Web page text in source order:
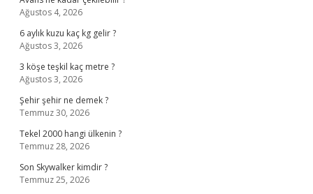
Ağustos 4, 2026
6 aylık kuzu kaç kg gelir ?
Ağustos 3, 2026
3 köşe teşkil kaç metre ?
Ağustos 3, 2026
Şehir şehir ne demek ?
Temmuz 30, 2026
Tekel 2000 hangi ülkenin ?
Temmuz 28, 2026
Son Skywalker kimdir ?
Temmuz 25, 2026